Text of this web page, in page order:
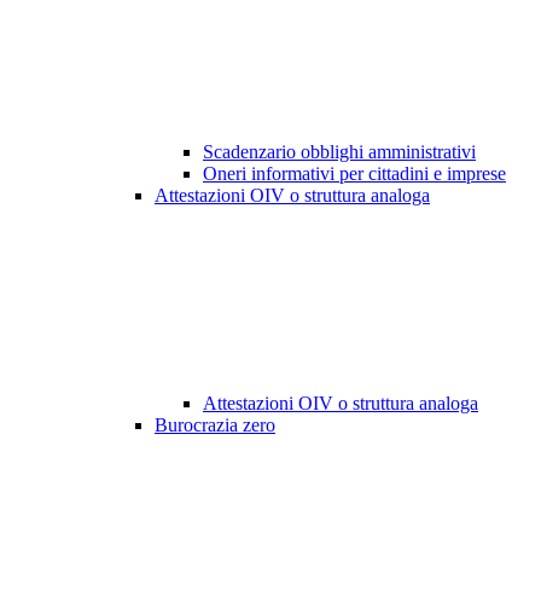
Scadenzario obblighi amministrativi
Oneri informativi per cittadini e imprese
Attestazioni OIV o struttura analoga
Attestazioni OIV o struttura analoga
Burocrazia zero